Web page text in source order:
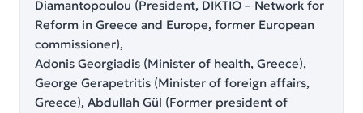
Diamantopoulou (President, DIKTIO – Network for
Reform in Greece and Europe, former European
commissioner),
Adonis Georgiadis (Minister of health, Greece),
George Gerapetritis (Minister of foreign affairs,
Greece), Abdullah Gül (Former president of